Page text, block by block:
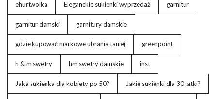
ehurtwolka Eleganckie sukienki wyprzedaż garnitur
garnitur damski garnitury damskie
gdzie kupować markowe ubrania taniej greenpoint
h & m swetry hm swetry damskie inst
Jaka sukienka dla kobiety po 50? Jakie sukienki dla 30 latki?